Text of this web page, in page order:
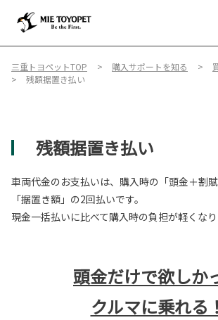
三重トヨペットTOP 購入サポートを知る
残額据置き払い
残額据置き払い
車両代金のお支払いは、購入時の「頭金＋割
「据置き額」の2回払いです。
現金一括払いに比べて購入時の負担が軽くなり
頭金だけで欲しか
クルマに乗れる！